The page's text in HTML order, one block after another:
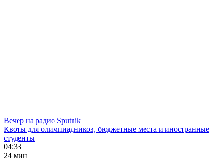
Вечер на радио Sputnik
Квоты для олимпиадников, бюджетные места и иностранные
студенты
04:33
24 мин